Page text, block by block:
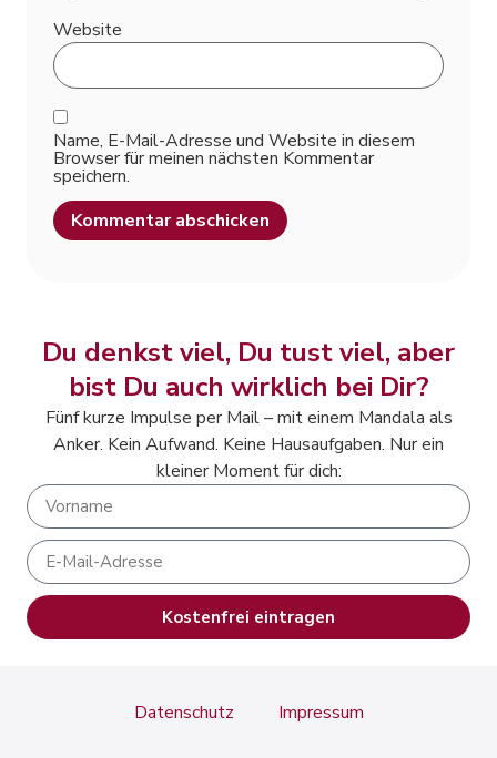
Website
Name, E-Mail-Adresse und Website in diesem
Browser für meinen nächsten Kommentar
speichern.
Du denkst viel, Du tust viel, aber
bist Du auch wirklich bei Dir?
Fünf kurze Impulse per Mail – mit einem Mandala als
Anker. Kein Aufwand. Keine Hausaufgaben. Nur ein
kleiner Moment für dich:
Kostenfrei eintragen
Datenschutz Impressum